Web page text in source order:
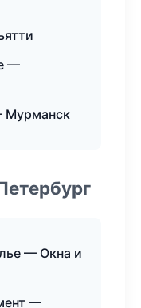
—
Мурманск
— Окна и
—